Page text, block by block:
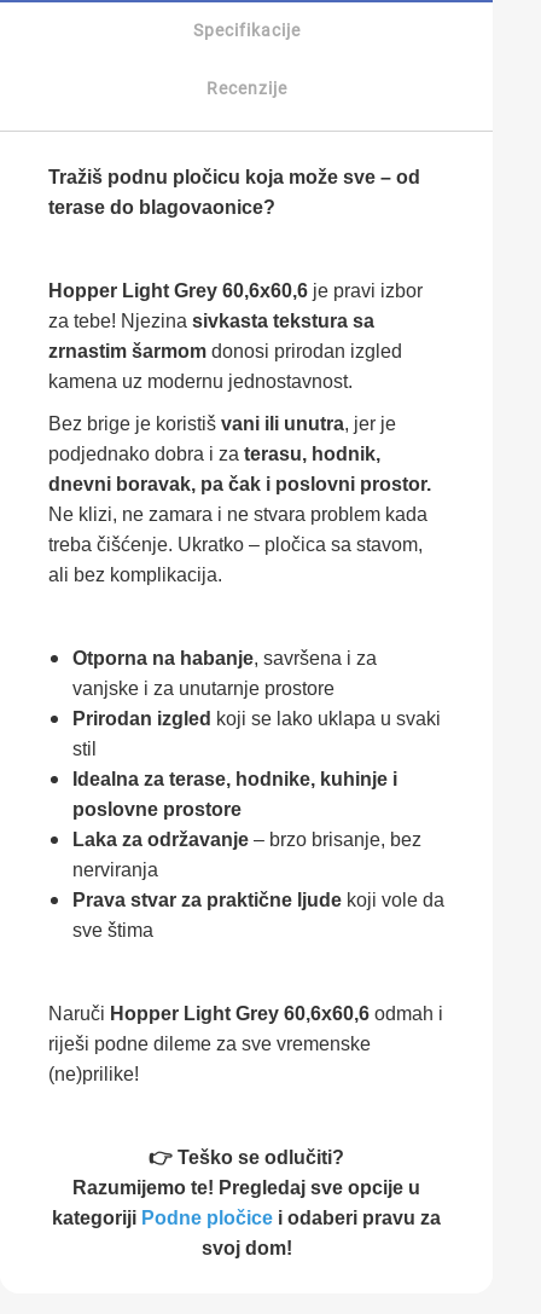
Specifikacije
Recenzije
Tražiš podnu pločicu koja može sve – od
terase do blagovaonice?
Hopper Light Grey 60,6x60,6 je pravi izbor
za tebe! Njezina sivkasta tekstura sa
zrnastim šarmom donosi prirodan izgled
kamena uz modernu jednostavnost.
Bez brige je koristiš vani ili unutra, jer je
podjednako dobra i za terasu, hodnik,
dnevni boravak, pa čak i poslovni prostor.
Ne klizi, ne zamara i ne stvara problem kada
treba čišćenje. Ukratko – pločica sa stavom,
ali bez komplikacija.
Otporna na habanje, savršena i za
vanjske i za unutarnje prostore
Prirodan izgled koji se lako uklapa u svaki
stil
Idealna za terase, hodnike, kuhinje i
poslovne prostore
Laka za održavanje – brzo brisanje, bez
nerviranja
Prava stvar za praktične ljude koji vole da
sve štima
Naruči Hopper Light Grey 60,6x60,6 odmah i
riješi podne dileme za sve vremenske
(ne)prilike!
👉 Teško se odlučiti?
Razumijemo te! Pregledaj sve opcije u
kategoriji Podne pločice i odaberi pravu za
svoj dom!